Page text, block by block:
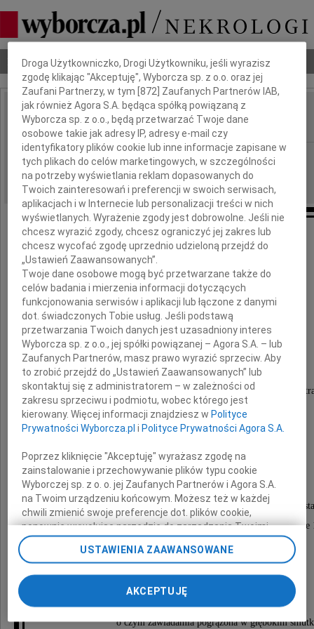
Nekrologi Odeszli Poradnik pogrzebowy
IMIĘ I NAZWISKO: Zofia Rolle
REGION: Kraków
DATA EMISJI: 21.02.2024
"Nie ma już Ciebie wśród nas,
Jednak w sercach naszych pozostaniesz...."
Zofia Rolle
najukochańsza Mama, Babcia, Prababcia i
Przeżywszy lat 99,
odeszła od nas dnia 18 lutego 2024 roku.
Msza święta żałobna przy Zmarłej odprawiona
w poniedziałek, dnia 26 lutego 2024 roku o godzinie
w kaplicy na cmentarzu Rakowickim,
po czym nastąpi odprowadzenie Zmarłej
na miejsce wiecznego spoczynku,
o czym zawiadamia pogrążona w głębokim
Dbamy o Twoją prywatność
Droga Użytkowniczko, Drogi Użytkowniku, jeśli wyrazisz
zgodę klikając "Akceptuję", Wyborcza sp. z o.o. oraz jej
Zaufani Partnerzy, w tym [872] Zaufanych Partnerów IAB,
jak również Agora S.A. będąca spółką powiązaną z
Wyborcza sp. z o.o., będą przetwarzać Twoje dane
osobowe takie jak adresy IP, adresy e-mail czy
identyfikatory plików cookie lub inne informacje zapisane w
tych plikach do celów marketingowych, w szczególności
na potrzeby wyświetlania reklam dopasowanych do
Twoich zainteresowań i preferencji w swoich serwisach,
aplikacjach i w Internecie lub personalizacji treści w nich
wyświetlanych. Wyrażenie zgody jest dobrowolne. Jeśli nie
chcesz wyrazić zgody, chcesz ograniczyć jej zakres lub
chcesz wycofać zgodę uprzednio udzieloną przejdź do
„Ustawień Zaawansowanych”.
Twoje dane osobowe mogą być przetwarzane także do
celów badania i mierzenia informacji dotyczących
funkcjonowania serwisów i aplikacji lub łączone z danymi
dot. świadczonych Tobie usług. Jeśli podstawą
przetwarzania Twoich danych jest uzasadniony interes
Wyborcza sp. z o.o., jej spółki powiązanej – Agora S.A. – lub
Zaufanych Partnerów, masz prawo wyrazić sprzeciw. Aby
to zrobić przejdź do „Ustawień Zaawansowanych” lub
skontaktuj się z administratorem – w zależności od
zakresu sprzeciwu i podmiotu, wobec którego jest
kierowany. Więcej informacji znajdziesz wPolityce
Prywatności Wyborcza.pl iPolityce Prywatności Agora S.A.
Poprzez kliknięcie "Akceptuję" wyrażasz zgodę na
zainstalowanie i przechowywanie plików typu cookie
Wyborczej sp. z o. o. jej Zaufanych Partnerów i Agora S.A.
na Twoim urządzeniu końcowym. Możesz też w każdej
chwili zmienić swoje preferencje dot. plików cookie,
ponownie wywołując narzędzie do zarządzania Twoimi
preferencjami dot. przetwarzania danych poprzez
odnośnik „Ustawienia prywatności” w stopce serwisu i
Zmiana ustawień plików cookie możliwa jest także za
pomocą ustawień przeglądarki.
My, nasi Zaufani Partnerzy i Agora S.A. możemy
USTAWIENIA ZAAWANSOWANE
AKCEPTUJĘ